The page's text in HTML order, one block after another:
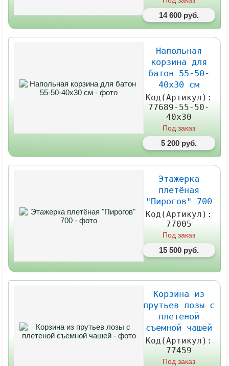
14 600 руб.
Напольная
корзина для
батон 55-50-
40х30 см
Код(Артикул):
77689-55-50-
40х30
Под заказ
5 200 руб.
Этажерка
плетёная
"Пирогов" 700
Код(Артикул):
77005
Под заказ
15 500 руб.
Корзина из
прутьев лозы с
плетеной
съемной чашей
Код(Артикул):
77459
Под заказ